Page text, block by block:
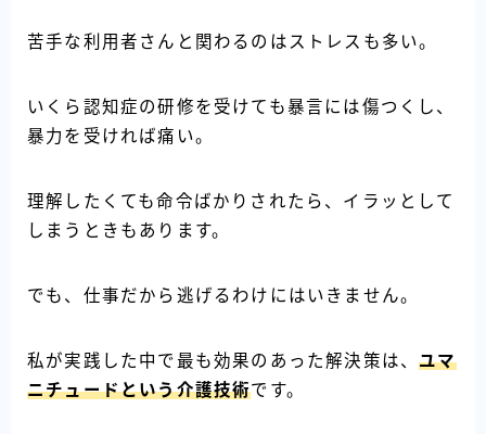
苦手な利用者さんと関わるのはストレスも多い。
いくら認知症の研修を受けても暴言には傷つくし、
暴力を受ければ痛い。
理解したくても命令ばかりされたら、イラッとして
しまうときもあります。
でも、仕事だから逃げるわけにはいきません。
私が実践した中で最も効果のあった解決策は、ユマ
ニチュードという介護技術です。